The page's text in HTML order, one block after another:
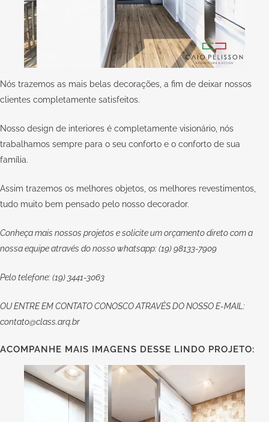
Nós trazemos as mais belas decorações, a fim de deixar nossos
clientes completamente satisfeitos.
Nosso design de interiores é completamente visionário, nós
trabalhamos sempre para o seu conforto e o conforto de sua
família.
Assim trazemos os melhores objetos, os melhores revestimentos,
tudo muito bem pensado pelo nosso decorador.
Conheça mais nossos projetos e solicite um orçamento direto com a
nossa equipe através do nosso whatsapp: (19) 98133-7909
Pelo telefone: (19) 3441-3063
OUENTRE EM CONTATO CONOSCOATRAVÉS DO NOSSO E-MAIL:
contato@class.arq.br
ACOMPANHE MAIS IMAGENS DESSE LINDO PROJETO: